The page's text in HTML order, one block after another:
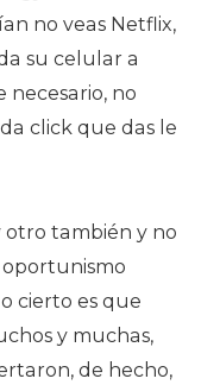
no veas Netflix,
su celular a
necesario, no
click que das le
otro también y no
cierto es que
y muchas,
de hecho,